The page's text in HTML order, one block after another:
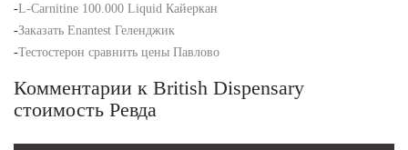
-L-Carnitine 100.000 Liquid Кайеркан
-Заказать Enantest Геленджик
-Тестостерон сравнить цены Павлово
Комментарии к British Dispensary
стоимость Ревда